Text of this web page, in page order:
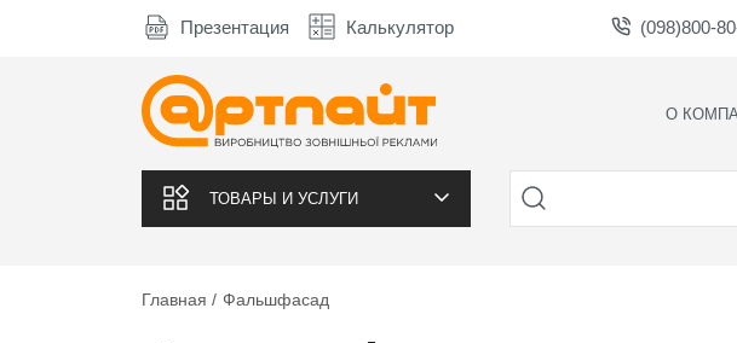
Презентация Калькулятор (098)800-
О
ТОВАРЫ И УСЛУГИ
Главная Фальшфасад